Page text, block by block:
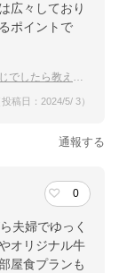
広々しており
ポイントで
教えてください
稿日：2024/5/ 3）
通報する
0
夫婦でゆっく
オリジナル牛
屋食プランも